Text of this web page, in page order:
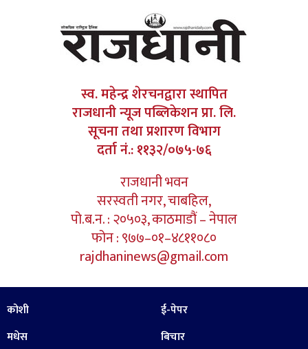
स्व. महेन्द्र शेरचनद्वारा स्थापित
राजधानी न्यूज पब्लिकेशन प्रा. लि.
सूचना तथा प्रशारण विभाग
दर्ता नं.: ११३२/०७५-७६
राजधानी भवन
सरस्वती नगर, चाबहिल,
पो.ब.न. : २०५०३, काठमाडौं – नेपाल
फोन : ९७७–०१–४८११०८०
rajdhaninews@gmail.com
कोशी
मधेस
ई-पेपर
बिचार